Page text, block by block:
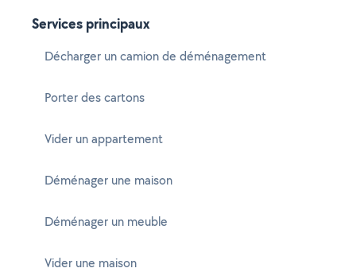
Services principaux
Décharger un camion de déménagement
Porter des cartons
Vider un appartement
Déménager une maison
Déménager un meuble
Vider une maison